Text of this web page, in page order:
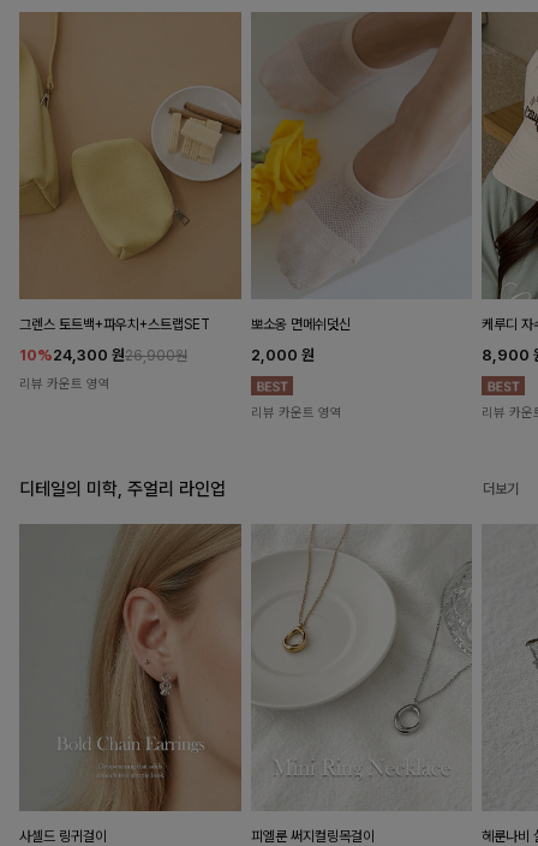
그렌스 토트백+파우치+스트랩SET
10%24,300 원26,900원
리뷰 카운트 영역
뽀소옹 면메쉬덧신
2,000 원
리뷰 카운트 영역
케루디 자
8,900
리뷰 카운
디테일의 미학, 주얼리 라인업 더보기
사셀드 링귀걸이 피엘룬 써지컬링목걸이 헤룬나비